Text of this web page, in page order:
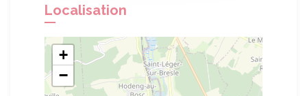
Localisation
+
−